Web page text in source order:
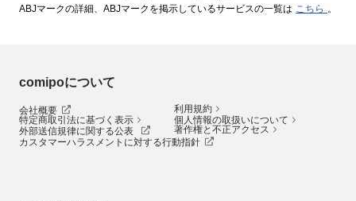
ABJマークの詳細、ABJマークを掲示しているサービスの一覧は こちら 。
comipoについて
会社概要
利用規約
特定商取引法に基づく表示
個人情報の取扱いについて
外部送信規律に関する公表
著作権と不正アクセス
カスタマーハラスメントに対する行動指針